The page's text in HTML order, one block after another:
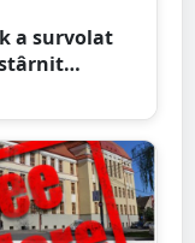
a survolat